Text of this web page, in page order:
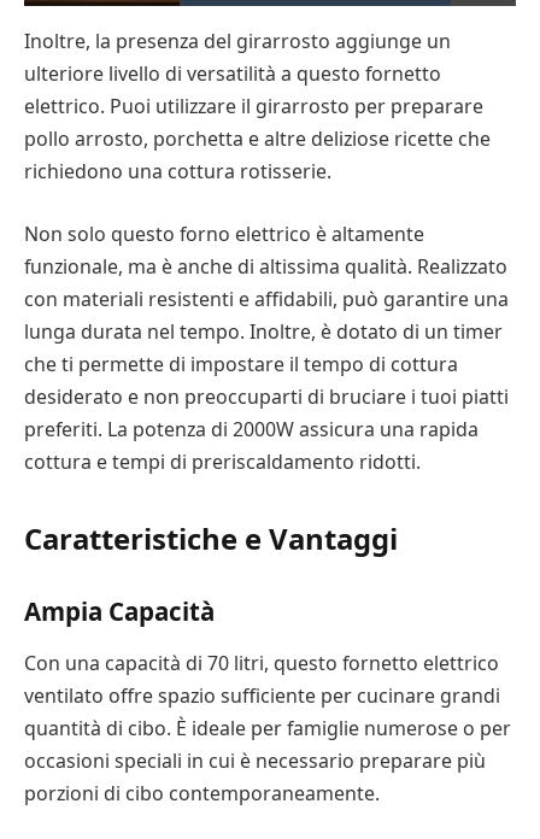
Inoltre, la presenza del girarrosto aggiunge un
ulteriore livello di versatilità a questo fornetto
elettrico. Puoi utilizzare il girarrosto per preparare
pollo arrosto, porchetta e altre deliziose ricette che
richiedono una cottura rotisserie.
Non solo questo forno elettrico è altamente
funzionale, ma è anche di altissima qualità. Realizzato
con materiali resistenti e affidabili, può garantire una
lunga durata nel tempo. Inoltre, è dotato di un timer
che ti permette di impostare il tempo di cottura
desiderato e non preoccuparti di bruciare i tuoi piatti
preferiti. La potenza di 2000W assicura una rapida
cottura e tempi di preriscaldamento ridotti.
Caratteristiche e Vantaggi
Ampia Capacità
Con una capacità di 70 litri, questo fornetto elettrico
ventilato offre spazio sufficiente per cucinare grandi
quantità di cibo. È ideale per famiglie numerose o per
occasioni speciali in cui è necessario preparare più
porzioni di cibo contemporaneamente.